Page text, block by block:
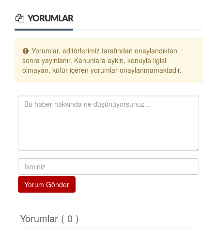
YORUMLAR
Yorumlar, editörlerimiz tarafından onaylandıktan
sonra yayınlanır. Kanunlara aykırı, konuyla ilgisi
olmayan, küfür içeren yorumlar onaylanmamaktadır.
Yorum Gönder
Yorumlar ( 0 )